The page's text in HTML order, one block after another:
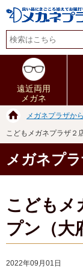
遠近両用
メガネ
メガネプラザか
こどもメガネプラザ２
メガネプ
こどもメ
プン（大
2022年09月01日